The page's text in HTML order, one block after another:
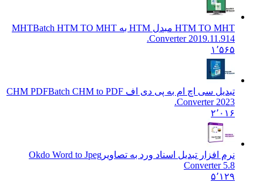
HTM TO MHT مبدل HTM به MHT
Batch HTM TO MHT
Converter 2019.11.914.
۱٬۵۶۵
تبدیل سی اچ ام به پی دی اف CHM PDF Batch CHM to PDF
Converter 2023.
۲٬۰۱۶
نرم افزار تبدیل اسناد ورد به تصاویر Okdo Word to Jpeg
Converter 5.8
۵٬۱۲۹